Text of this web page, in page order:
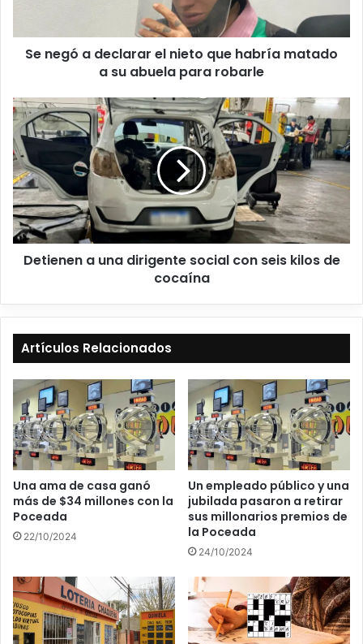
Se negó a declarar el nieto que habría matado
a su abuela para robarle
Detienen a una dirigente social con seis kilos de
cocaína
Artículos Relacionados
Una ama de casa ganó
más de $34 millones con la
Poceada
22/10/2024
Un empleado público y una
jubilada pasaron a retirar
sus millonarios premios de
la Poceada
24/10/2024